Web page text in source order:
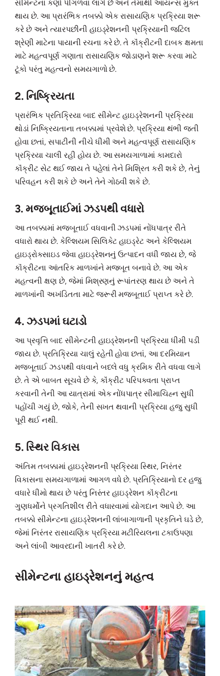
સીમેન્ટના કણો પીગળવા લાગે છે અને તેમાંથી આયન્સ મુક્ત
થાય છે. આ પ્રારંભિક તબક્કો એક રાસાયણિક પ્રક્રિયા શરૂ
કરે છે અને ત્યારપછીની હાઇડ્રેશનની પ્રક્રિયાની જટિલ
શ્રેણી માટેના પાયાની રચના કરે છે. તે કૉંક્રીટની દાબક ક્ષમતા
માટે મહત્વપૂર્ણ ગણાતા રાસાયણિક જોડાણને શરૂ કરવા માટે
ટૂંકો પરંતુ મહત્વનો સમયગાળો છે.
2. નિષ્ક્રિયતા
પ્રારંભિક પ્રતિક્રિયા બાદ સીમેન્ટ હાઇડ્રેશનની પ્રક્રિયા
થોડાં નિષ્ક્રિયતાના તબક્કામાં પ્રવેશે છે. પ્રક્રિયા થંભી જતી
હોવા છતાં, સપાટીની નીચે ધીમી અને મહત્વપૂર્ણ રાસાયણિક
પ્રક્રિયા ચાલી રહી હોય છે. આ સમયગાળામાં કામદારો
કૉંક્રીટ સેટ થઈ જાય તે પહેલાં તેને મિશ્રિત કરી શકે છે, તેનું
પરિવહન કરી શકે છે અને તેને ગોઠવી શકે છે.
3. મજબૂતાઈમાં ઝડપથી વધારો
આ તબક્કામાં મજબૂતાઈ વધવાની ઝડપમાં નોંધપાત્ર રીતે
વધારો થાય છે. કેલ્શિયમ સિલિકેટ હાઇડ્રેટ અને કેલ્શિયમ
હાઇડ્રોક્સાઇડ જેવા હાઇડ્રેશનનું ઉત્પાદન વધી જાય છે, જે
કૉંક્રીટના આંતરિક માળખાંને મજબૂત બનાવે છે. આ એક
મહત્વની ક્ષણ છે, જેમાં મિશ્રણનું રૂપાંતરણ થાય છે અને તે
માળખાંની અખંડિતતા માટે જરૂરી મજબૂતાઈ પ્રાપ્ત કરે છે.
4. ઝડપમાં ઘટાડો
આ પ્રવૃત્તિ બાદ સીમેન્ટની હાઇડ્રેશનની પ્રક્રિયા ધીમી પડી
જાય છે. પ્રતિક્રિયા ચાલું રહેતી હોવા છતાં, આ દરમિયાન
મજબૂતાઈ ઝડપથી વધવાને બદલે વધુ ક્રમિક રીતે વધવા લાગે
છે. તે એ બાબત સૂચવે છે કે, કૉંક્રીટ પરિપક્વતા પ્રાપ્ત
કરવાની તેની આ યાત્રામાં એક નોંધપાત્ર સીમાચિહ્ન સુધી
પહોંચી ગયું છે, જોકે, તેની સખત થવાની પ્રક્રિયા હજુ સુધી
પૂરી થઈ નથી.
5. સ્થિર વિકાસ
અંતિમ તબક્કામાં હાઇડ્રેશનની પ્રક્રિયા સ્થિર, નિરંતર
વિકાસના સમયગાળામાં આગળ વધે છે. પ્રતિક્રિયાનો દર હજુ
વધારે ધીમો થાય છે પરંતુ નિરંતર હાઇડ્રેશન કૉંક્રીટના
ગુણધર્મોને પ્રગતિશીલ રીતે વધારવામાં યોગદાન આપે છે. આ
તબક્કો સીમેન્ટના હાઇડ્રેશનની લાંબાગાળાની પ્રકૃતિને ઘડે છે,
જેમાં નિરંતર રાસાયણિક પ્રક્રિયા મટીરિયલના ટકાઉપણા
અને લાંબી આવરદાની ખાતરી કરે છે.
સીમેન્ટના હાઇડ્રેશનનું મહત્વ